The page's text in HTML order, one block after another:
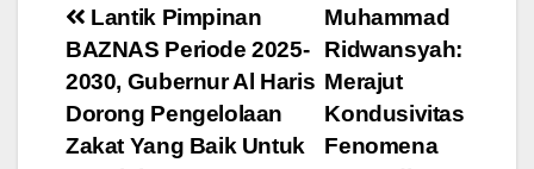
Navigasi
pos
Muhammad
Ridwansyah:
Merajut
Kondusivitas
Fenomena
Lantik Pimpinan
BAZNAS Periode 2025-
2030, Gubernur Al Haris
Dorong Pengelolaan
Zakat Yang Baik Untuk